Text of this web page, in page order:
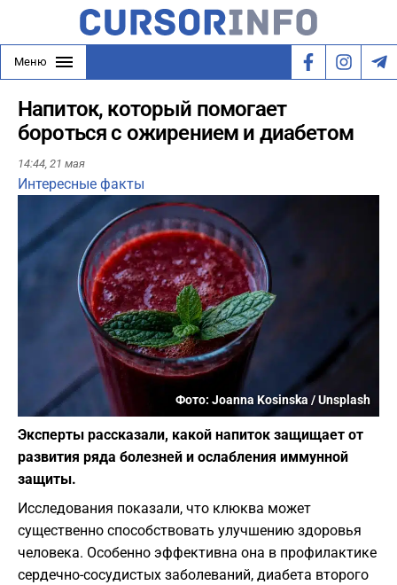
Меню
Напиток, который помогает
бороться с ожирением и диабетом
14:44, 21 мая
Интересные факты
Фото: Joanna Kosinska / Unsplash
Эксперты рассказали, какой напиток защищает от
развития ряда болезней и ослабления иммунной
защиты.
Исследования показали, что клюква может
существенно способствовать улучшению здоровья
человека. Особенно эффективна она в профилактике
сердечно-сосудистых заболеваний, диабета второго